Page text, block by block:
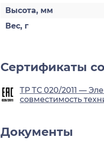
Высота, мм
Вес, г
Сертификаты
ТР ТС 020/2011 —
совместимость
Документы